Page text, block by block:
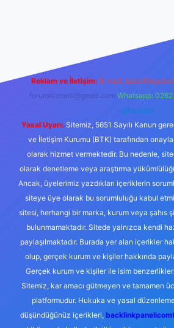
Reklam ve İletişim: E-mail:
forumhizmeti@gmail.com Whatsapp:
@karabul
Yasal Uyarı: Sitemiz, 5651 Sayılı Kanun
ve İletişim Kurumu (BTK) tarafından
olarak hizmet vermektedir. Bu nedenle,
olarak denetleme veya araştırma
Ancak, üyelerimiz yazdıkları içeriklerin
siteye üye olarak bu sorumluluğu kabul
sitesi, herhangi bir marka, kurum veya şahıs
bulunmamaktadır. Sitede yalnızca kendi
paylaşılmaktadır. Burada yer alan içerikler
olup, gerçek kurum ve kişiler hakkında
Gerçek kurum ve kişiler ile isim
Sitemiz, kar amacı gütmeyen ve tamamen
platformudur. Hukuka ve yasal
düşündüğünüz içerikleri,